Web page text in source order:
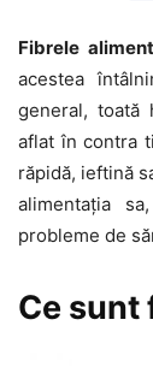
Fibrele
acestea
general, toată
aflat în contra
răpidă, ieftină
alimentația
probleme de
Ce sunt